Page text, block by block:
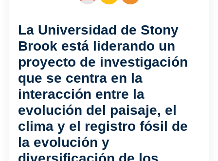
La Universidad de Stony
Brook está liderando un
proyecto de investigación
que se centra en la
interacción entre la
evolución del paisaje, el
clima y el registro fósil de
la evolución y